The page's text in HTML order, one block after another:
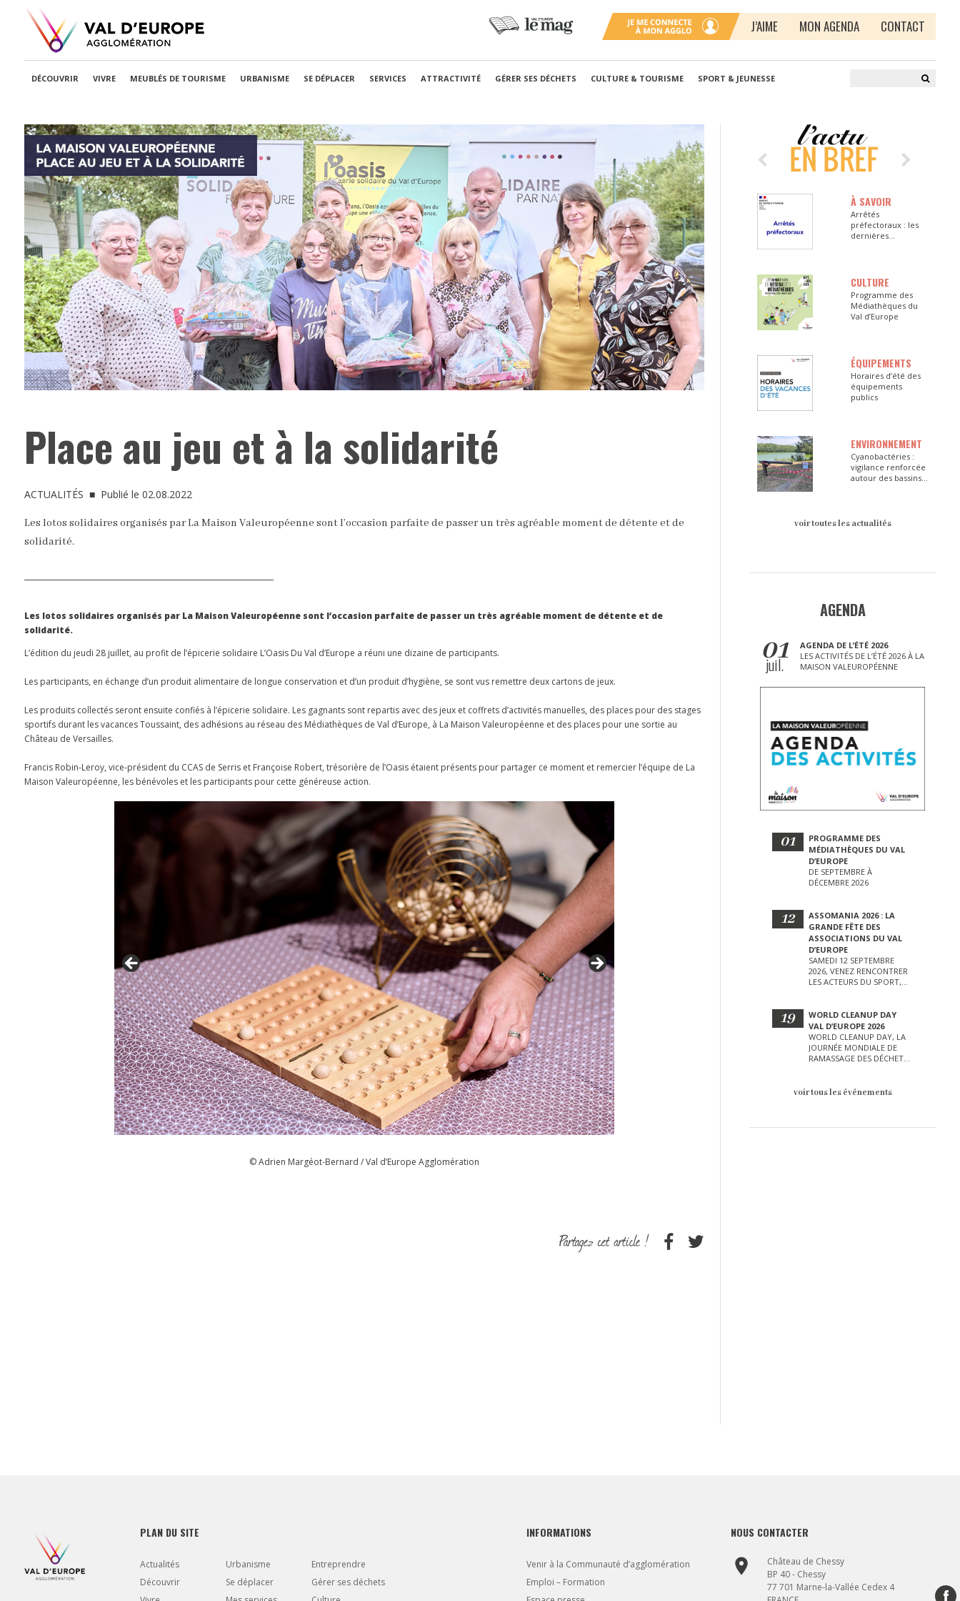
J’AIME MON AGENDA CONTACT
DÉCOUVRIR VIVRE MEUBLÉS DE TOURISME URBANISME SE DÉPLACER SERVICES ATTRACTIVITÉ GÉRER SES DÉCHETS CULTURE & TOURISME SPORT & JEUNESSE
Place au jeu et à la solidarité
ACTUALITÉS ■ Publié le 02.08.2022
Les lotos solidaires organisés par La Maison Valeuropéenne sont l’occasion parfaite de passer un très agréable moment de détente et de
solidarité.
Les lotos solidaires organisés par La Maison Valeuropéenne sont l’occasion parfaite de passer un très agréable moment de détente et de
solidarité.
L’édition du jeudi 28 juillet, au profit de l’épicerie solidaire L’Oasis Du Val d’Europe a réuni une dizaine de participants.
Les participants, en échange d’un produit alimentaire de longue conservation et d’un produit d’hygiène, se sont vus remettre deux cartons de jeux.
Les produits collectés seront ensuite confiés à l’épicerie solidaire. Les gagnants sont repartis avec des jeux et coffrets d’activités manuelles, des places pour des stages
sportifs durant les vacances Toussaint, des adhésions au réseau des Médiathèques de Val d’Europe, à La Maison Valeuropéenne et des places pour une sortie au
Château de Versailles.
Francis Robin-Leroy, vice-président du CCAS de Serris et Françoise Robert, trésorière de l’Oasis étaient présents pour partager ce moment et remercier l’équipe de La
Maison Valeuropéenne, les bénévoles et les participants pour cette généreuse action.
© Adrien Margéot-Bernard / Val d’Europe Agglomération
À SAVOIR
Arrêtés
préfectoraux : les
dernières
CULTURE
Programme des
Médiathèques du
Val d’Europe
ÉQUIPEMENTS
Horaires d’été des
équipements
publics
ENVIRONNEMENT
Cyanobactéries :
vigilance renforcée
autour des bassins
voir toutes les actualités
AGENDA
01
juil.
AGENDA DE L’ÉTÉ 2026
LES ACTIVITÉS DE L’ÉTÉ 2026 À LA
MAISON VALEUROPÉENNE
01
PROGRAMME DES
MÉDIATHÈQUES DU VAL
D’EUROPE
DE SEPTEMBRE À
DÉCEMBRE 2026
12
ASSOMANIA 2026 : LA
GRANDE FÊTE DES
ASSOCIATIONS DU VAL
D’EUROPE
SAMEDI 12 SEPTEMBRE
2026, VENEZ RENCONTRER
LES ACTEURS DU SPORT,
D’AUTRES LORS DE CETTE
JOURNÉE EXCEPTIONNELLE.
19
WORLD CLEANUP DAY
VAL D’EUROPE 2026
WORLD CLEANUP DAY, LA
JOURNÉE MONDIALE DE
RAMASSAGE DES DÉCHETS
D’EUROPE !
voir tous les événements
PLAN DU SITE
Actualités
Découvrir
Urbanisme
Se déplacer
Entreprendre
Gérer ses déchets
INFORMATIONS
Venir à la Communauté d’agglomération
Emploi – Formation
NOUS CONTACTER
place
Château de Chessy
BP 40 - Chessy
77 701 Marne-la-Vallée Cedex 4